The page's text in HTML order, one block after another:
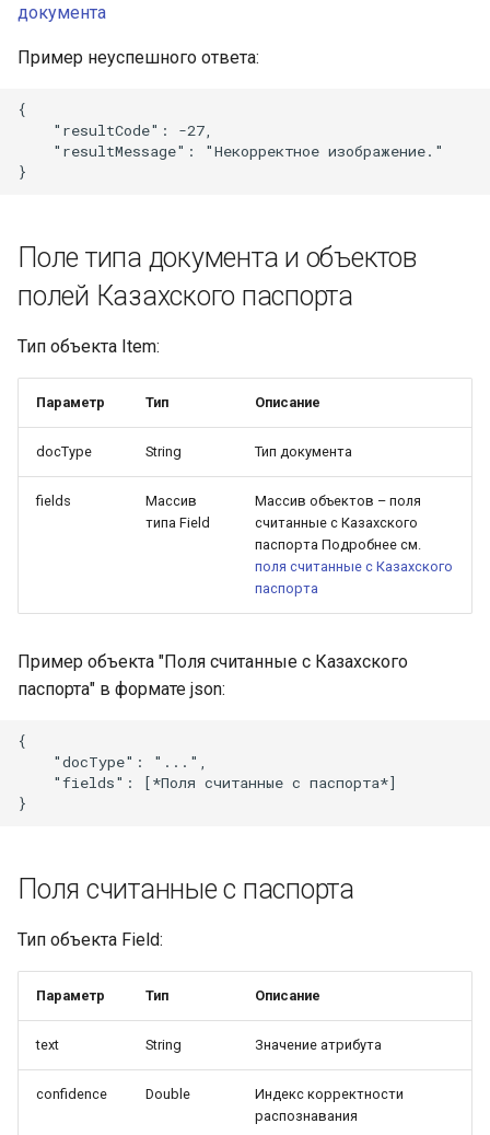
документа
Пример неуспешного ответа:
{
    "resultCode": -27,
    "resultMessage": "Некорректное изображение."
Поле типа документа и объектов
полей Казахского паспорта
Тип объекта Item:
Параметр Тип Описание
docType String Тип документа
fields
Массив
типа Field
Массив объектов – поля
считанные с Казахского
паспорта Подробнее см.
поля считанные с Казахского
паспорта
Пример объекта "Поля считанные с Казахского
паспорта" в формате json:
{
    "docType": "...",
    "fields": [*Поля считанные с паспорта*]
Поля считанные с паспорта
Тип объекта Field:
Параметр Тип Описание
text String Значение атрибута
confidence Double
Индекс корректности
распознавания